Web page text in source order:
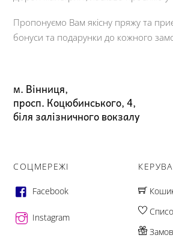
Пропонуємо Вам якісну пряжу та
бонуси та подарунки до кожного
м. Вінниця,
просп. Коцюбинського, 4,
біля залізничного вокзалу
СОЦМЕРЕЖІ
Facebook
Instagram